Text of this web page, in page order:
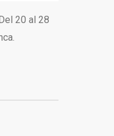
20 al 28